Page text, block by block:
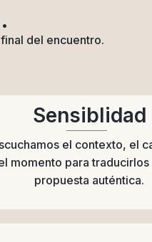
del encuentro.
Sensiblidad
el contexto, el
momento para traducirlos
propuesta auténtica.